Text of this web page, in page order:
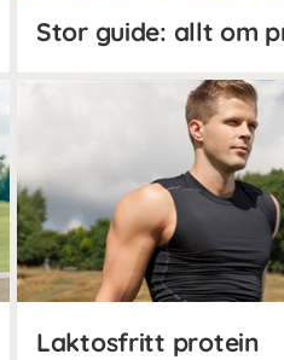
Stor guide: allt om
Laktosfritt protein